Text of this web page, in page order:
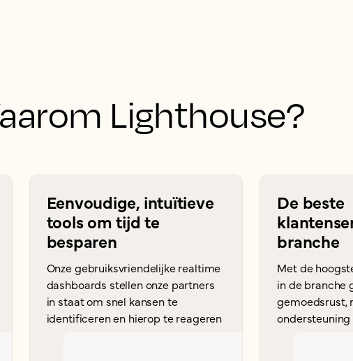
Lighthouse?
Eenvoudige, intuïtieve
tools om tijd te
besparen
Onze gebruiksvriendelijke realtime
dashboards stellen onze partners
in staat om snel kansen te
identificeren en hierop te reageren
De beste
branche
Met de
in de branche
gemoedsrust,